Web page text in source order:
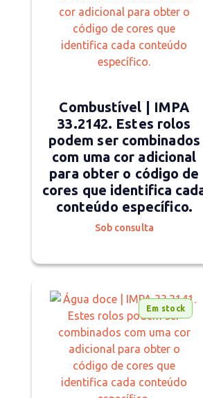
Combustível | IMPA
33.2142. Estes rolos
podem ser combinados
com uma cor adicional
para obter o código de
cores que identifica
conteúdo específico.
Sob consulta
Em stock